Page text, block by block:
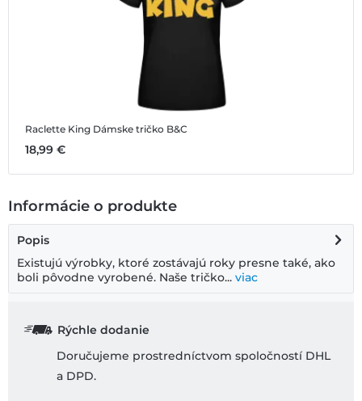
Raclette King Dámske tričko B&C
18,99 €
Informácie o produkte
Popis
Existujú výrobky, ktoré zostávajú roky presne také, ako
boli pôvodne vyrobené. Naše tričko... viac
Rýchle dodanie
Doručujeme prostredníctvom spoločností DHL
a DPD.